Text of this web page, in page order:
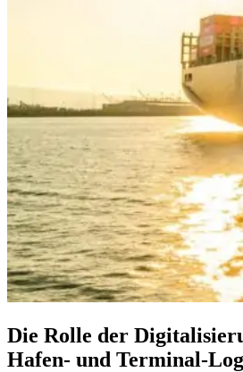
Die Rolle der
Hafen- und Terminal-